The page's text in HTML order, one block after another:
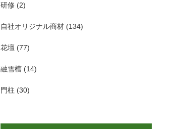
研修 (2)
自社オリジナル商材 (134)
花壇 (77)
融雪槽 (14)
門柱 (30)